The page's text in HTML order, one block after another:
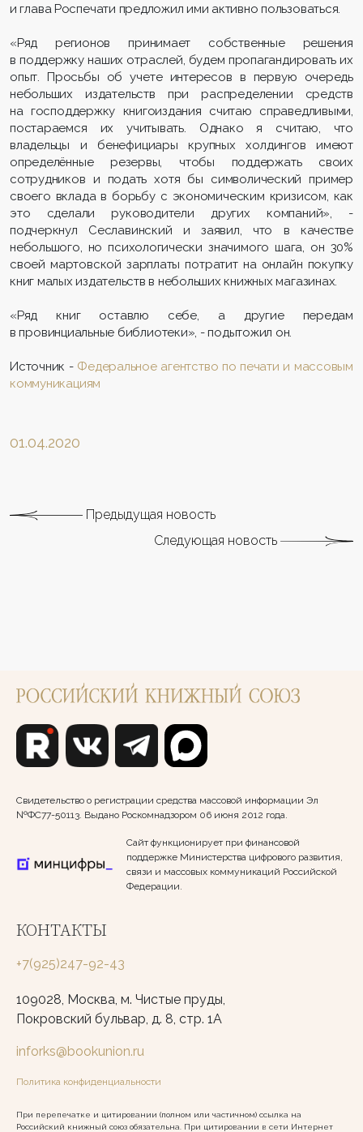
и глава Роспечати предложил ими активно пользоваться.
«Ряд регионов принимает собственные решения
в поддержку наших отраслей, будем пропагандировать их
опыт. Просьбы об учете интересов в первую очередь
небольших издательств при распределении средств
на господдержку книгоиздания считаю справедливыми,
постараемся их учитывать. Однако я считаю, что
владельцы и бенефициары крупных холдингов имеют
определённые резервы, чтобы поддержать своих
сотрудников и подать хотя бы символический пример
своего вклада в борьбу с экономическим кризисом, как
это сделали руководители других компаний», -
подчеркнул Сеславинский и заявил, что в качестве
небольшого, но психологически значимого шага, он 30%
своей мартовской зарплаты потратит на онлайн покупку
книг малых издательств в небольших книжных магазинах.
«Ряд книг оставлю себе, а другие передам
в провинциальные библиотеки», - подытожил он.
Источник - Федеральное агентство по печати и массовым
коммуникациям
01.04.2020
Предыдущая новость
Следующая новость
Свидетельство о регистрации средства массовой информации Эл
№ФС77-50113. Выдано Роскомнадзором 06 июня 2012 года.
Сайт функционирует при финансовой
поддержке Министерства цифрового развития,
связи и массовых коммуникаций Российской
Федерации.
КОНТАКТЫ
+7(925)247-92-43
109028, Москва, м. Чистые пруды,
Покровский бульвар, д. 8, стр. 1А
inforks@bookunion.ru
Политика конфиденциальности
При перепечатке и цитировании (полном или частичном) ссылка на
Российский книжный союз обязательна. При цитировании в сети Интернет